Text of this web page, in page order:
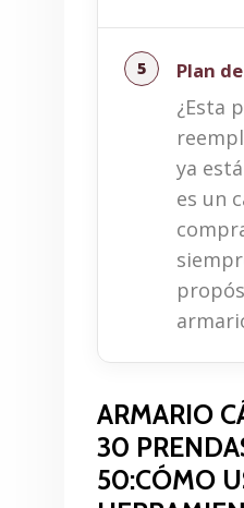
Plan
¿Esta
ya
es un
ARMARIO
30
50:CÓMO